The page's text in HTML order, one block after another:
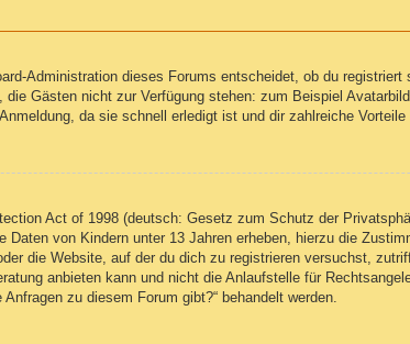
Administration dieses Forums entscheidet, ob du
Gästen nicht zur Verfügung stehen: zum Beispiel
da sie schnell erledigt ist und dir zahlreiche Vorteile
Act of 1998 (deutsch: Gesetz zum Schutz der
von Kindern unter 13 Jahren erheben, hierzu die
die Website, auf der du dich zu registrieren versuchst,
anbieten kann und nicht die Anlaufstelle für
zu diesem Forum gibt?“ behandelt werden.